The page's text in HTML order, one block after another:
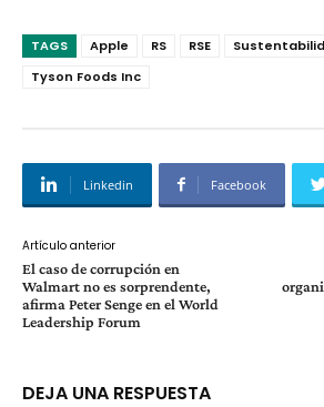
TAGS Apple RS RSE
Tyson Foods Inc
Linkedin Facebook
Artículo anterior
El caso de corrupción en
Walmart no es sorprendente,
afirma Peter Senge en el World
Leadership Forum
DEJA UNA RESPUESTA